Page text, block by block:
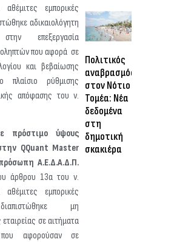
εμπορικές
αδικαιολόγητη
επεξεργασία
που αφορά σε
και βεβαίωσης
πλαίσιο ρύθμισης
απόφασης του ν.
πρόστιμο ύψους
QQuant Master
Α.Ε.Δ.Α.Δ.Π.
άρθρου 13α του ν.
εμπορικές
μη
σε αιτήματα
που αφορούσαν σε
Πολιτικός
αναβρασμός
στον Νότιο
Τομέα: Νέα
δεδομένα
στη
δημοτική
σκακιέρα